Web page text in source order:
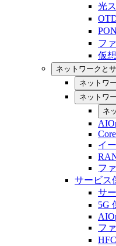
光
フ
仮
ネットワークと
ネットワ
ネットワ
ネ
イ
フ
サービス
サ
5G
フ